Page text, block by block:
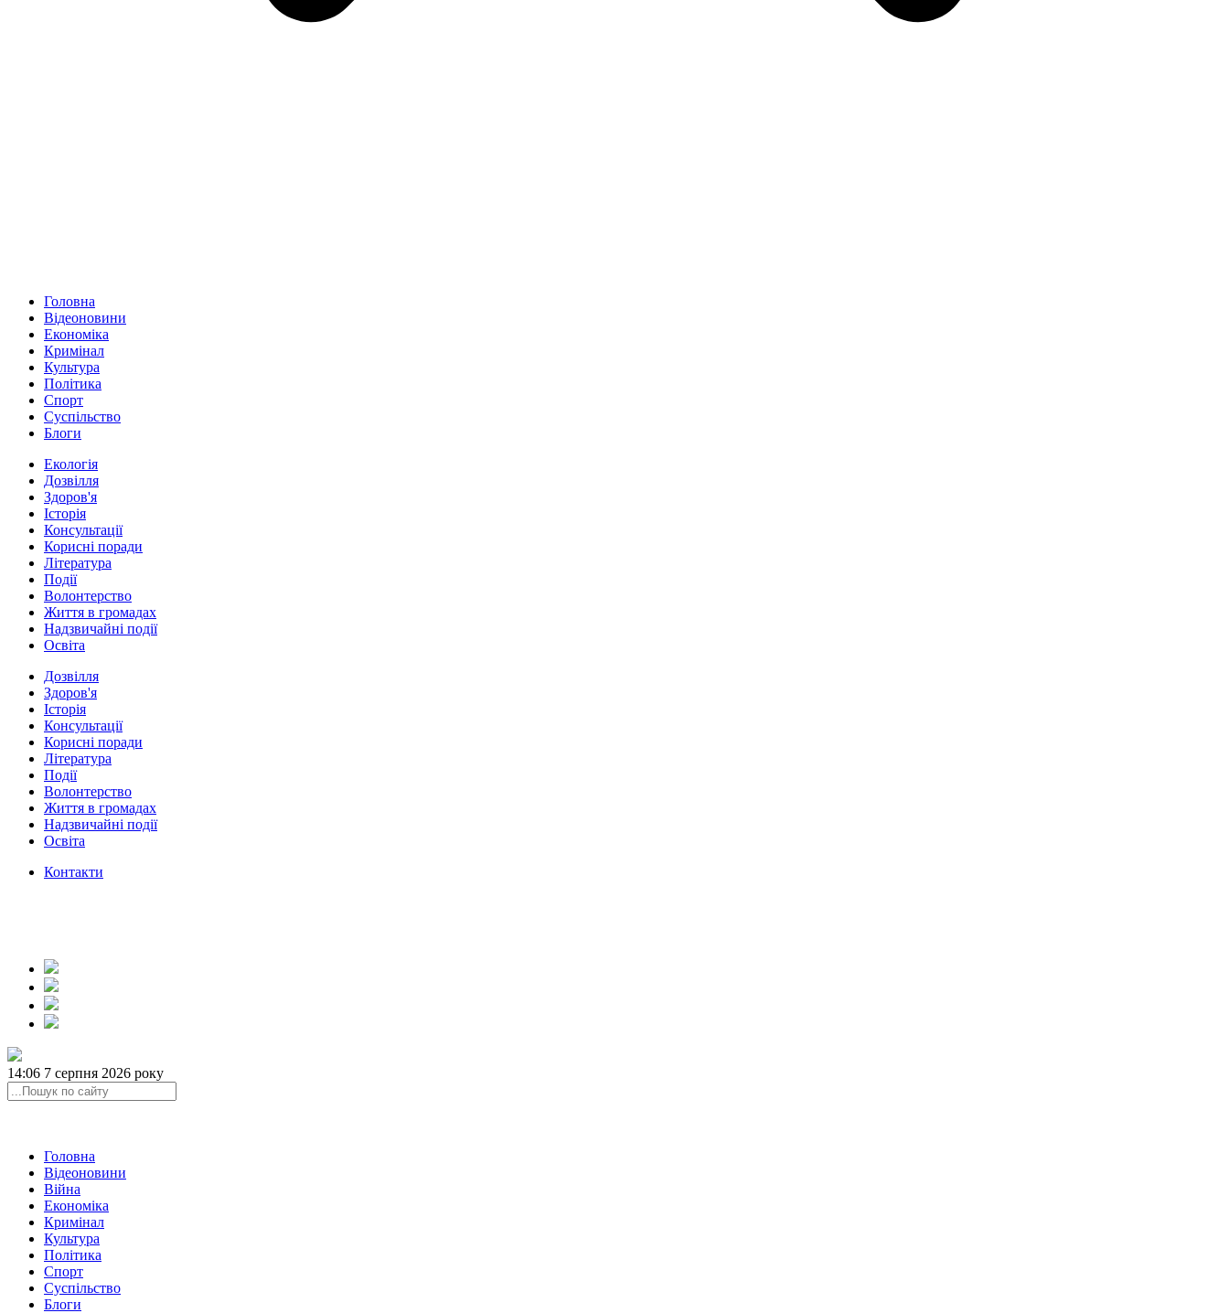
Головна
Відеоновини
Економіка
Кримінал
Культура
Політика
Спорт
Суспільство
Блоги
Екологія
Дозвілля
Здоров'я
Історія
Консультації
Корисні поради
Література
Події
Волонтерство
Життя в громадах
Надзвичайні події
Освіта
Дозвілля
Здоров'я
Історія
Консультації
Корисні поради
Література
Події
Волонтерство
Життя в громадах
Надзвичайні події
Освіта
Контакти
14:07 7 серпня 2026 року
Головна
Відеоновини
Війна
Економіка
Кримінал
Культура
Політика
Спорт
Суспільство
Блоги